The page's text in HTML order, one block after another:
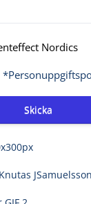
Nordics
Skicka